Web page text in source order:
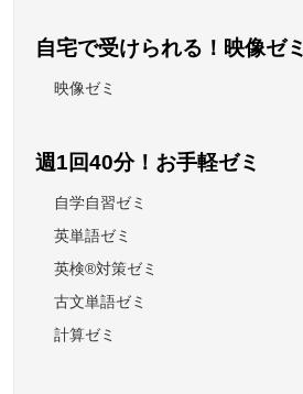
自宅で受けられる！映像ゼミ
映像ゼミ
週1回40分！お手軽ゼミ
自学自習ゼミ
英単語ゼミ
英検®対策ゼミ
古文単語ゼミ
計算ゼミ